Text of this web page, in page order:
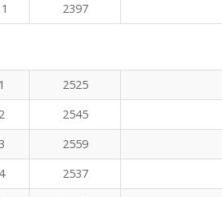
2397
1
2525
2
2545
3
2559
4
2537